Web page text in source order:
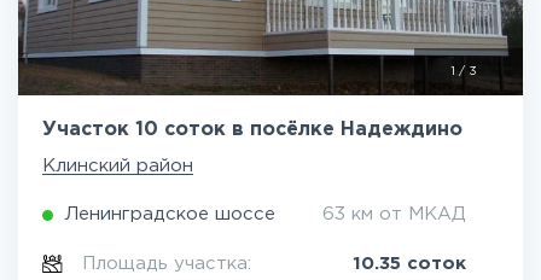
/ 3
Участок 10 соток в посёлке Надеждино
Клинский район
Ленинградское шоссе 63 км от МКАД
Площадь участка: 10.35 соток